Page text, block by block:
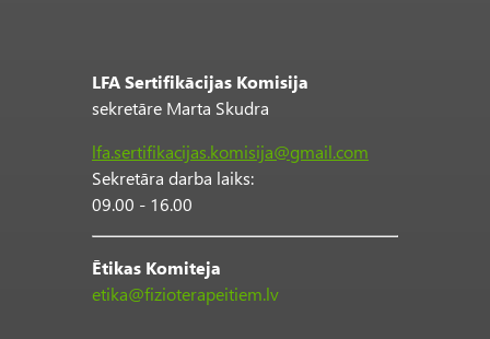
LFA Sertifikācijas Komisija
sekretāre Marta Skudra
lfa.sertifikacijas.komisija@gmail.com
Sekretāra darba laiks:
09.00 - 16.00
Ētikas Komiteja
etika@fizioterapeitiem.lv